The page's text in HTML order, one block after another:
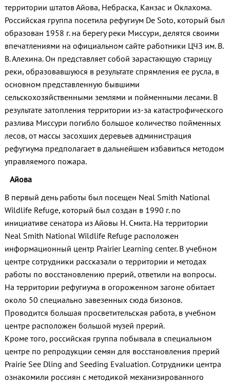
территории штатов Айова, Небраска, Канзас и Оклахома.
Российская группа посетила рефугиум De Soto, который был
образован 1958 г. на берегу реки Миссури, делятся своими
впечатлениями на официальном сайте работники ЦЧЗ им. В.
В. Алехина. Он представляет собой зарастающую старицу
реки, образовавшуюся в результате спрямления ее русла, в
основном представленную бывшими
сельскохозяйственными землями и пойменными лесами. В
результате затопления территории из-за катастрофического
разлива Миссури погибло большое количество пойменных
лесов, от массы засохших деревьев администрация
рефугиума предполагает в дальнейшем избавиться методом
управляемого пожара.
Айова
В первый день работы был посещен Neal Smith National
Wildlife Refuge, который был создан в 1990 г. по
инициативе сенатора из Айовы Н. Смита. На территории
Neal Smith National Wildlife Refuge расположен
информационный центр Prairier Learning center. В учебном
центре сотрудники рассказали о территории и методах
работы по восстановлению прерий, ответили на вопросы.
На территории рефугиума в огороженном загоне обитает
около 50 специально завезенных сюда бизонов.
Проводится большая просветительская работа, в учебном
центре расположен большой музей прерий.
Кроме того, российская группа побывала в специальном
центре по репродукции семян для восстановления прерий
Prairie See Dling and Seeding Evaluation. Сотрудники центра
ознакомили россиян с методикой механизированного